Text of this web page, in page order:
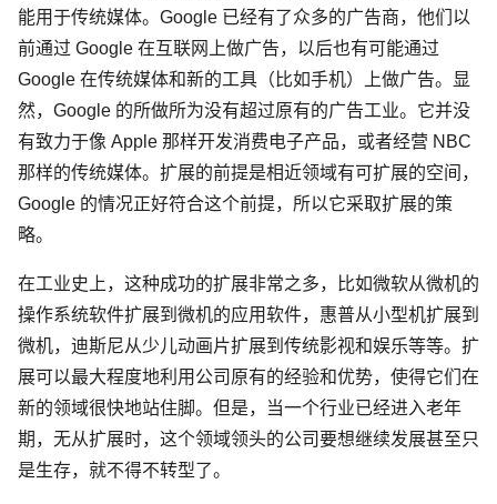
能用于传统媒体。Google 已经有了众多的广告商，他们以
前通过 Google 在互联网上做广告，以后也有可能通过
Google 在传统媒体和新的工具（比如手机）上做广告。显
然，Google 的所做所为没有超过原有的广告工业。它并没
有致力于像 Apple 那样开发消费电子产品，或者经营 NBC
那样的传统媒体。扩展的前提是相近领域有可扩展的空间，
Google 的情况正好符合这个前提，所以它采取扩展的策
略。
在工业史上，这种成功的扩展非常之多，比如微软从微机的
操作系统软件扩展到微机的应用软件，惠普从小型机扩展到
微机，迪斯尼从少儿动画片扩展到传统影视和娱乐等等。扩
展可以最大程度地利用公司原有的经验和优势，使得它们在
新的领域很快地站住脚。但是，当一个行业已经进入老年
期，无从扩展时，这个领域领头的公司要想继续发展甚至只
是生存，就不得不转型了。